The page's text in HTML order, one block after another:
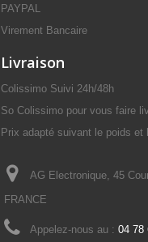
PAYPAL
Virement Bancaire
Livraison
Colissimo Suivi 24h/48h
So Colissimo pour vous faire
Prix adapté suivant le poids et
AG Electronique, 45
FRANCE
Appelez-nous au : 04 78